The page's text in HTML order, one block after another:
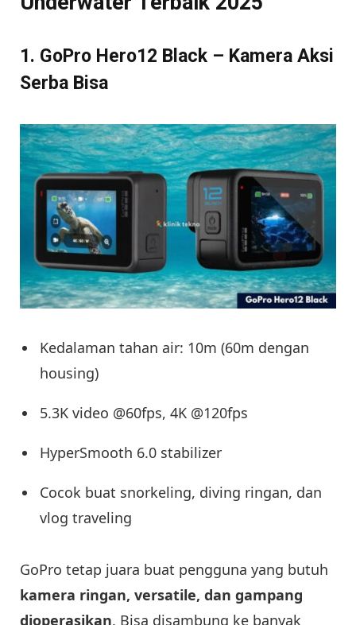
1. GoPro Hero12 Black – Kamera Aksi
Serba Bisa
Kedalaman tahan air: 10m (60m dengan
housing)
5.3K video @60fps, 4K @120fps
HyperSmooth 6.0 stabilizer
Cocok buat snorkeling, diving ringan, dan
vlog traveling
GoPro tetap juara buat pengguna yang butuh
kamera ringan, versatile, dan gampang
dioperasikan. Bisa disambung ke banyak